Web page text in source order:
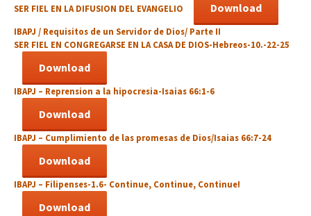
SER FIEL EN LA DIFUSION DEL EVANGELIO Download
IBAPJ / Requisitos de un Servidor de Dios/ Parte II
SER FIEL EN CONGREGARSE EN LA CASA DE DIOS-Hebreos-10.-22-25
Download
IBAPJ – Reprension a la hipocresia-Isaias 66:1-6
Download
IBAPJ – Cumplimiento de las promesas de Dios/Isaias 66:7-24
Download
IBAPJ – Filipenses-1.6- Continue, Continue, Continue!
Download